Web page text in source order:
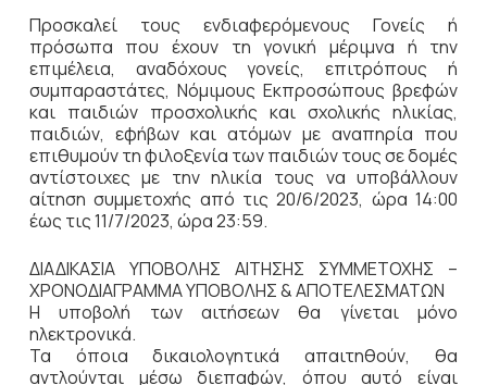
Προσκαλεί τους ενδιαφερόμενους Γονείς ή
πρόσωπα που έχουν τη γονική μέριμνα ή την
επιμέλεια, αναδόχους γονείς, επιτρόπους ή
συμπαραστάτες, Νόμιμους Εκπροσώπους βρεφών
και παιδιών προσχολικής και σχολικής ηλικίας,
παιδιών, εφήβων και ατόμων με αναπηρία που
επιθυμούν τη φιλοξενία των παιδιών τους σε δομές
αντίστοιχες με την ηλικία τους να υποβάλλουν
αίτηση συμμετοχής από τις 20/6/2023, ώρα 14:00
έως τις 11/7/2023, ώρα 23:59.
ΔΙΑΔΙΚΑΣΙΑ ΥΠΟΒΟΛΗΣ ΑΙΤΗΣΗΣ ΣΥΜΜΕΤΟΧΗΣ –
ΧΡΟΝΟΔΙΑΓΡΑΜΜΑ ΥΠΟΒΟΛΗΣ & ΑΠΟΤΕΛΕΣΜΑΤΩΝ
Η υποβολή των αιτήσεων θα γίνεται μόνο
ηλεκτρονικά.
Τα όποια δικαιολογητικά απαιτηθούν, θα
αντλούνται μέσω διεπαφών, όπου αυτό είναι